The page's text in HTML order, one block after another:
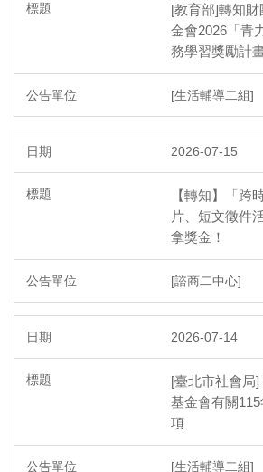
[教育部]轉知
金會2026「青
務學習獎勵計畫
[生活輔導二組]
2026-07-15
【轉知】「跨
片、短文徵件
拿獎金！
[諮商二中心]
2026-07-14
[臺北市社會局
基金會有關
項
[生活輔導二組]